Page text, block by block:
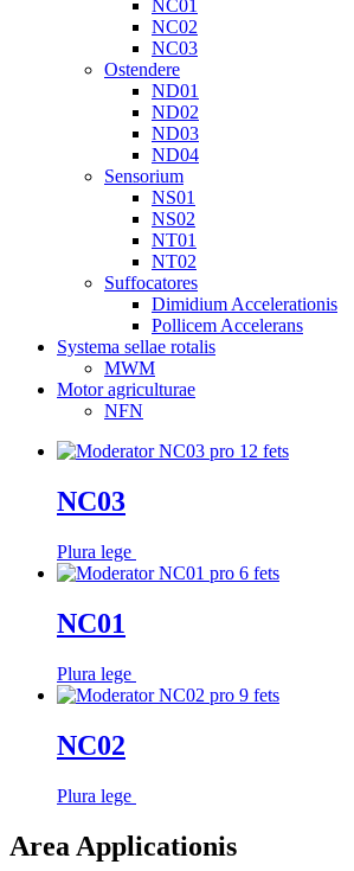
NC01
NC02
NC03
Ostendere
ND01
ND02
ND03
ND04
Sensorium
NS01
NS02
NT01
NT02
Suffocatores
Dimidium Accelerationis
Pollicem Accelerans
Systema sellae rotalis
MWM
Motor agriculturae
NFN
NC03
Plura lege
NC01
Plura lege
NC02
Plura lege
Area Applicationis